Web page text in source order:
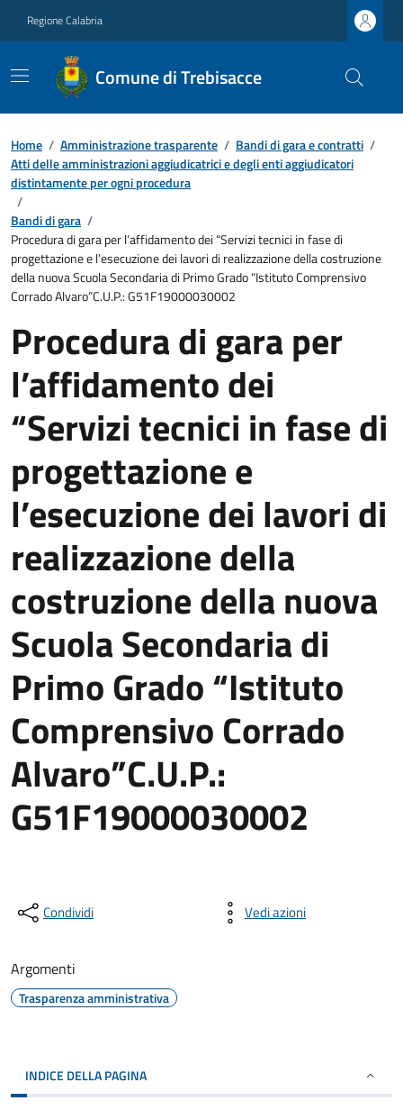
Regione Calabria
Comune di Trebisacce
Home / Amministrazione trasparente / Bandi di gara e contratti /
Atti delle amministrazioni aggiudicatrici e degli enti aggiudicatori
distintamente per ogni procedura
/
Bandi di gara /
Procedura di gara per l’affidamento dei “Servizi tecnici in fase di
progettazione e l’esecuzione dei lavori di realizzazione della costruzione
della nuova Scuola Secondaria di Primo Grado “Istituto Comprensivo
Corrado Alvaro”C.U.P.: G51F19000030002
Procedura di gara per
l’affidamento dei
“Servizi tecnici in fase di
progettazione e
l’esecuzione dei lavori di
realizzazione della
costruzione della nuova
Scuola Secondaria di
Primo Grado “Istituto
Comprensivo Corrado
Alvaro”C.U.P.:
G51F19000030002
Condividi Vedi azioni
Argomenti
Trasparenza amministrativa
INDICE DELLA PAGINA